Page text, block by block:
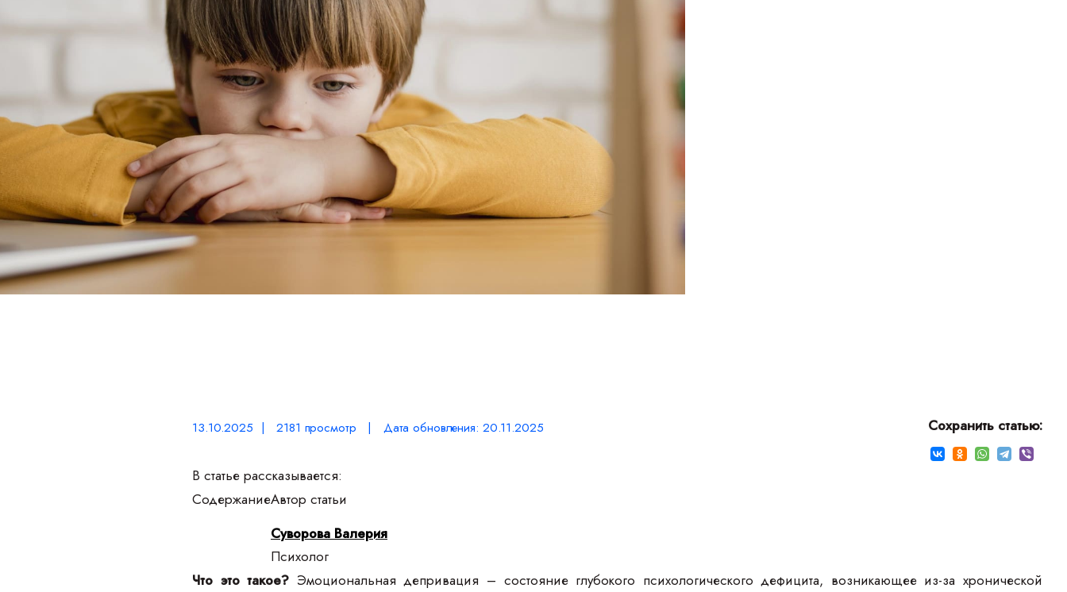
13.10.2025 | 2181 просмотр | Дата обновления: 20.11.2025 Сохранить статью:
В статье рассказывается:
СодержаниеАвтор статьи
Суворова Валерия
Психолог
Что это такое? Эмоциональная депривация – состояние глубокого психологического дефицита, возникающее из-за хронической